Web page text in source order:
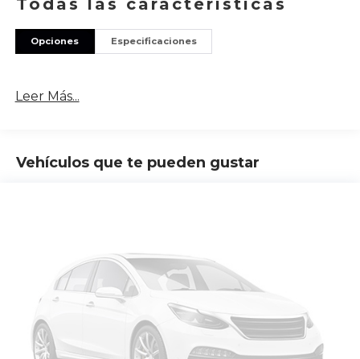
Todas las características
Opciones Especificaciones
Leer Más...
Vehículos que te pueden gustar